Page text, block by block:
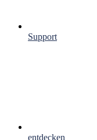
Support
entdecken